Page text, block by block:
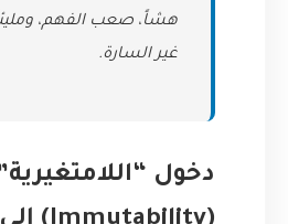
هشاً، صعب الفهم،
غير السارة.
دخول